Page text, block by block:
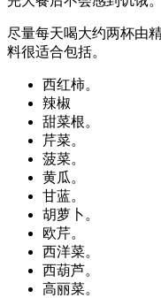
尽量每天喝大约两杯由
料很适合包括。
西红柿。
辣椒
甜菜根。
芹菜。
菠菜。
黄瓜。
甘蓝。
胡萝卜。
欧芹。
西洋菜。
西葫芦。
高丽菜。